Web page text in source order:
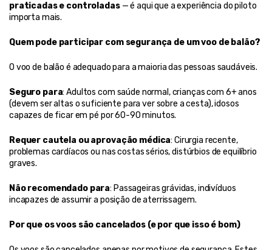
praticadas e controladas — é aqui que a experiência do piloto
importa mais.
Quem pode participar com segurança de um voo de balão?
O voo de balão é adequado para a maioria das pessoas saudáveis.
Seguro para: Adultos com saúde normal, crianças com 6+ anos
(devem ser altas o suficiente para ver sobre a cesta), idosos
capazes de ficar em pé por 60-90 minutos.
Requer cautela ou aprovação médica: Cirurgia recente,
problemas cardíacos ou nas costas sérios, distúrbios de equilíbrio
graves.
Não recomendado para: Passageiras grávidas, indivíduos
incapazes de assumir a posição de aterrissagem.
Por que os voos são cancelados (e por que isso é bom)